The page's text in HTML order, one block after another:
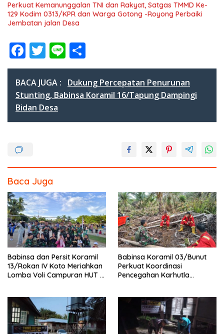
Perkuat Kemanunggalan TNI dan Rakyat, Satgas TMMD Ke-
129 Kodim 0313/KPR dan Warga Gotong -Royong Perbaiki
Jembatan jalan Desa
F
ac
e
b
o
T
w
itt
er
Li
n
e
h
ar
e
BACA JUGA :
Dukung Percepatan Penurunan
Stunting, Babinsa Koramil 16/Tapung Dampingi
Bidan Desa
Baca Juga
Babinsa dan Persit Koramil
13/Rokan IV Koto Meriahkan
Lomba Voli Campuran HUT RI
Babinsa Koramil 03/Bunut
Perkuat Koordinasi
Pencegahan Karhutla